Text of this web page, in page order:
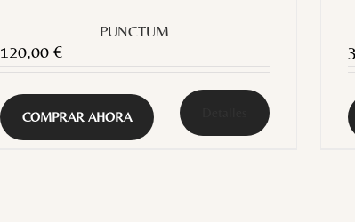
PUNCTUM
120,00 €
COMPRAR AHORA